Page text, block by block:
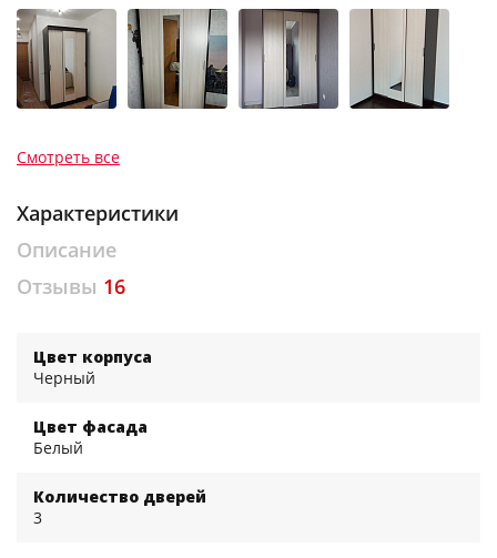
Смотреть все
Характеристики
Описание
Отзывы 16
Цвет корпуса
Черный
Цвет фасада
Белый
Количество дверей
3